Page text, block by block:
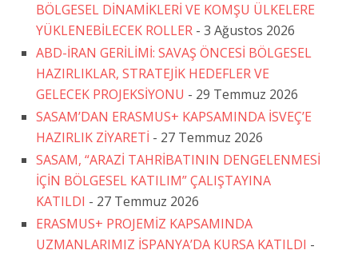
BÖLGESEL DİNAMİKLERİ VE KOMŞU ÜLKELERE
YÜKLENEBİLECEK ROLLER - 3 Ağustos 2026
ABD-İRAN GERİLİMİ: SAVAŞ ÖNCESİ BÖLGESEL
HAZIRLIKLAR, STRATEJİK HEDEFLER VE
GELECEK PROJEKSİYONU - 29 Temmuz 2026
SASAM’DAN ERASMUS+ KAPSAMINDA İSVEÇ’E
HAZIRLIK ZİYARETİ - 27 Temmuz 2026
SASAM, “ARAZİ TAHRİBATININ DENGELENMESİ
İÇİN BÖLGESEL KATILIM” ÇALIŞTAYINA
KATILDI - 27 Temmuz 2026
ERASMUS+ PROJEMİZ KAPSAMINDA
UZMANLARIMIZ İSPANYA’DA KURSA KATILDI -